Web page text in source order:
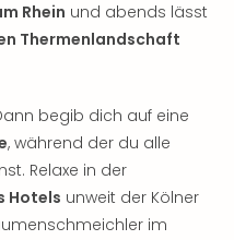
Rhein und abends lässt
Thermenlandschaft
begib dich auf eine
, während der du alle
Relaxe in der
Hotels unweit der Kölner
im